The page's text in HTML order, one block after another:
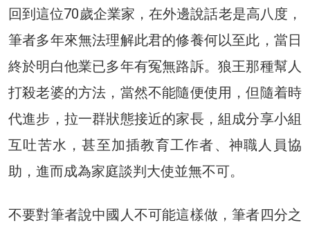
回到這位70歲企業家，在外邊說話老是高八度，
筆者多年來無法理解此君的修養何以至此，當日
終於明白他業已多年有冤無路訴。狼王那種幫人
打殺老婆的方法，當然不能隨便使用，但隨着時
代進步，拉一群狀態接近的家長，組成分享小組
互吐苦水，甚至加插教育工作者、神職人員協
助，進而成為家庭談判大使並無不可。
不要對筆者說中國人不可能這樣做，筆者四分之